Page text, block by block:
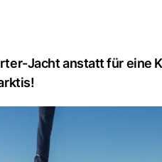
Jacht anstatt für eine